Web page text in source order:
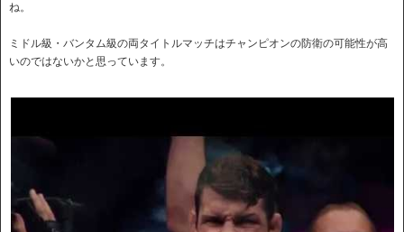
ね。
ミドル級・バンタム級の両タイトルマッチはチャンピオンの防衛の可能性が高
いのではないかと思っています。